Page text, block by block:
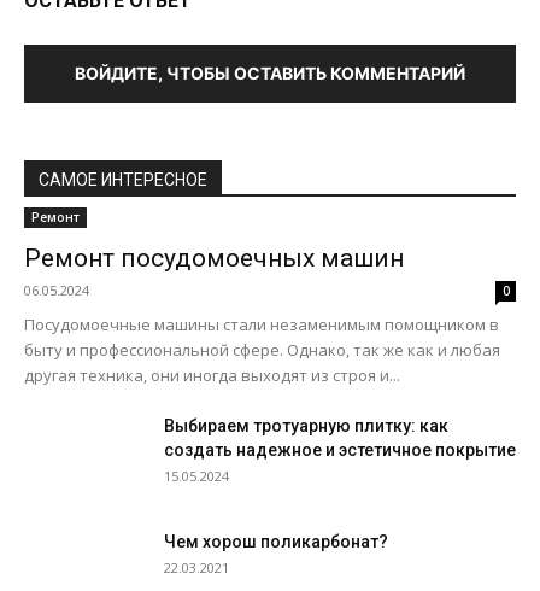
ВОЙДИТЕ, ЧТОБЫ ОСТАВИТЬ КОММЕНТАРИЙ
САМОЕ ИНТЕРЕСНОЕ
Ремонт
Ремонт посудомоечных машин
06.05.2024 0
Посудомоечные машины стали незаменимым помощником в
быту и профессиональной сфере. Однако, так же как и любая
другая техника, они иногда выходят из строя и...
Выбираем тротуарную плитку: как
создать надежное и эстетичное покрытие
15.05.2024
Чем хорош поликарбонат?
22.03.2021